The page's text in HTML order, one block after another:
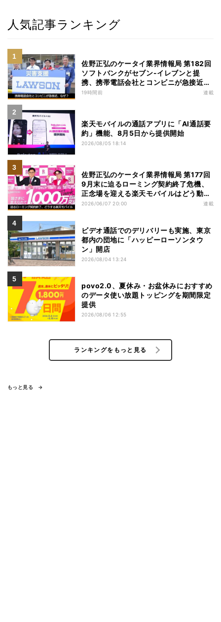
人気記事ランキング
佐野正弘のケータイ業界情報局 第182回
ソフトバンクがセブン-イレブンと提
携、携帯電話会社とコンビニが急接近す
る理由は
19時間前 連載
楽天モバイルの通話アプリに「AI通話要
約」機能、8月5日から提供開始
2026/08/05 18:14
佐野正弘のケータイ業界情報局 第177回
9月末に迫るローミング契約終了危機、
正念場を迎える楽天モバイルはどう動
く？
2026/06/07 20:00 連載
ビデオ通話でのデリバリーも実施、東京
都内の団地に「ハッピーローソンタウ
ン」開店
2026/08/04 13:24
povo2.0、夏休み・お盆休みにおすすめ
のデータ使い放題トッピングを期間限定
提供
2026/08/06 12:55
ランキングをもっと見る
もっと見る